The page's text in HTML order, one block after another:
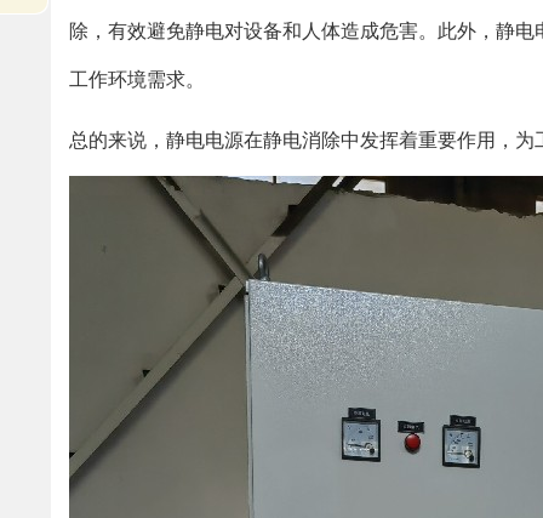
除，有效避免静电对设备和人体造成危害。此外，静
工作环境需求。
总的来说，静电电源在静电消除中发挥着重要作用，